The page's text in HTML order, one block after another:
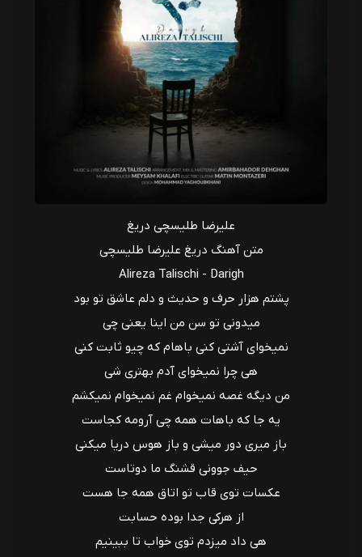
علیرضا طلیسچی دریغ
متن آهنگ دریغ علیرضا طلیسچی
Alireza Talischi - Darigh
پشتم هزار حرف و حدیث و دلم عاشق تو بود
میدونی تو سن من اینا یعنی چی
نمیخوای آشتی کنی باهام که چیو ثابت کنی
هی چرا نمیخوای آدم بهتری شی
من دیگه غصه نمیخوام غم نمیخوام نمیکشم
یه جا که باهات همه چی آرومه کجاست
باز میری دور میشی و باز هوس دریا میکنی
حیف جوونی قشنگ ما دوتاست
عکسات توی قاب تو اتاق همه جا هست
از هرکی جدا بوده حسابت
هی داد میزدم توی خواب تا ببینیم